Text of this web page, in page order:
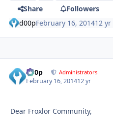
Share
Followers
d00pFebruary 16, 201412 yr
d00p Administrators
February 16, 201412 yr
Dear Froxlor Community,